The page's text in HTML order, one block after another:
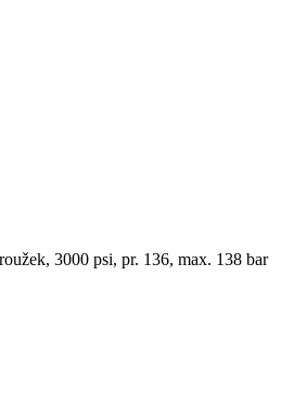
3000 psi, pr. 136, max. 138 bar